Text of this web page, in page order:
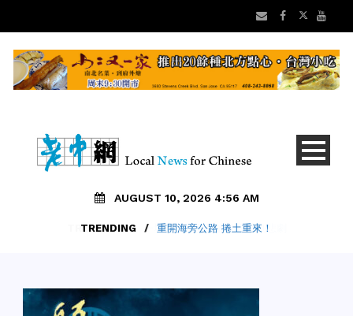
AUGUST 10, 2026 4:56 AM
TRENDING / 重開海旁公路 捲土重來！